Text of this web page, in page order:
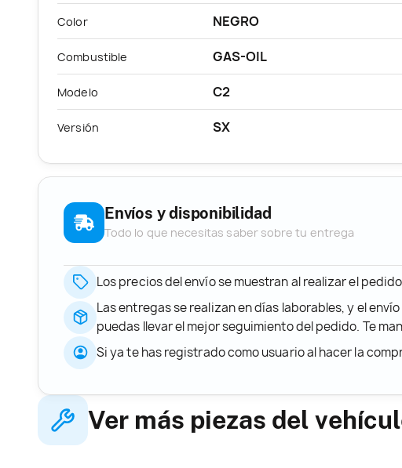
Color NEGRO
Combustible GAS-OIL
Modelo C2
Versión SX
Envíos y disponibilidad
Todo lo que necesitas saber sobre tu entrega
Los precios del envío se muestran al realizar el
Las entregas se realizan en días laborables, y el
puedas llevar el mejor seguimiento del pedido. Te
Si ya te has registrado como usuario al hacer la
Ver más piezas del